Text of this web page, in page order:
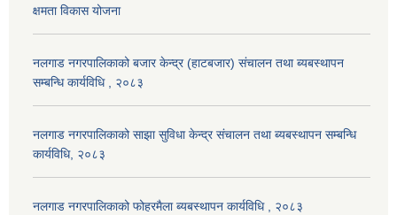
क्षमता विकास योजना
नलगाड नगरपालिकाको बजार केन्द्र (हाटबजार) संचालन तथा ब्यबस्थापन
सम्बन्धि कार्यविधि , २०८३
नलगाड नगरपालिकाको साझा सुविधा केन्द्र संचालन तथा ब्यबस्थापन सम्बन्धि
कार्यविधि, २०८३
नलगाड नगरपालिकाको फोहरमैला ब्यबस्थापन कार्यविधि , २०८३